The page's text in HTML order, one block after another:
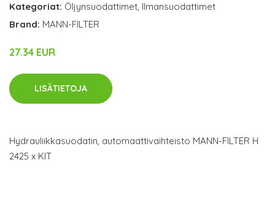
Kategoriat: Öljynsuodattimet, Ilmansuodattimet
Brand: MANN-FILTER
27.34 EUR
LISÄTIETOJA
Hydrauliikkasuodatin, automaattivaihteisto MANN-FILTER H
2425 x KIT